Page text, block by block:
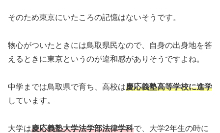
そのため東京にいたころの記憶はないそうです。
物心がついたときには鳥取県民なので、自身の出身地を答
えるときに東京というのが違和感がありそうですよね。
中学までは鳥取県で育ち、高校は慶応義塾高等学校に進学
しています。
大学は慶応義塾大学法学部法律学科で、大学2年生の時に